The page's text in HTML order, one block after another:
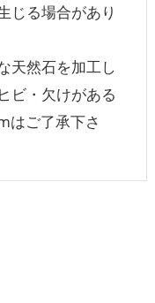
じる場合があり
天然石を加工し
ビ・欠けがある
はご了承下さ